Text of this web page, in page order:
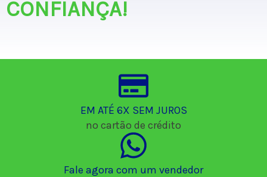
CONFIANÇA!
EM ATÉ 6X SEM JUROS
no cartão de crédito
Fale agora com um vendedor